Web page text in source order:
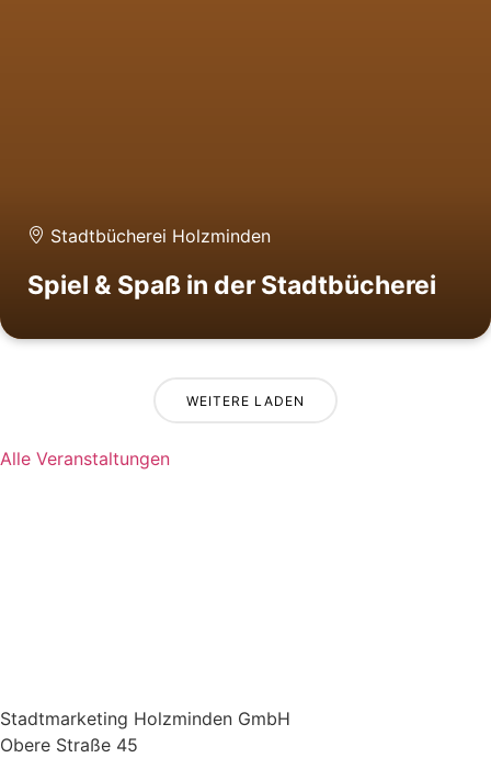
Stadtbücherei Holzminden
Spiel & Spaß in der Stadtbücherei
WEITERE LADEN
Alle Veranstaltungen
Stadtmarketing Holzminden GmbH
Obere Straße 45